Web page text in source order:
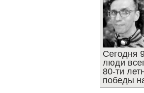
Сегодня
люди
80-ти
победы